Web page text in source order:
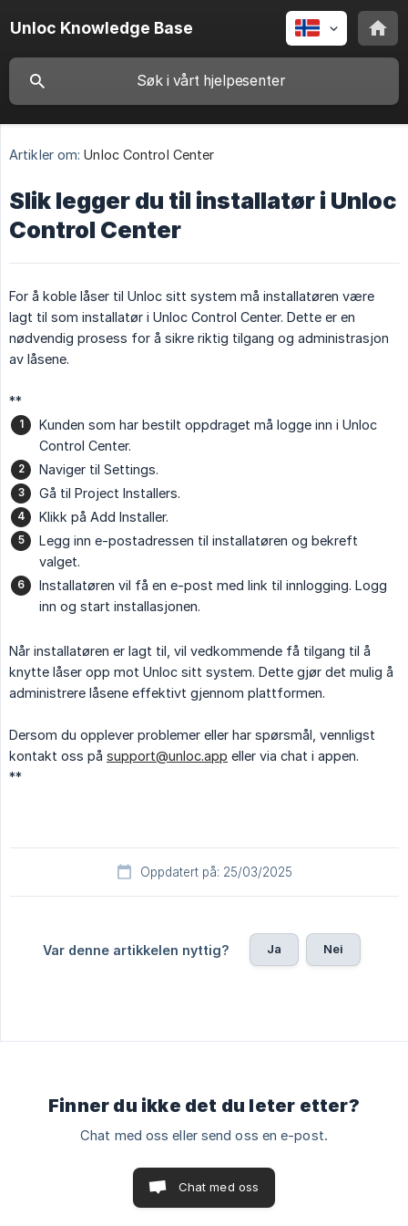
Unloc Knowledge Base
Artikler om: Unloc Control Center
Slik legger du til installatør i Unloc
Control Center
For å koble låser til Unloc sitt system må installatøren være
lagt til som installatør i Unloc Control Center. Dette er en
nødvendig prosess for å sikre riktig tilgang og administrasjon
av låsene.
**
Kunden som har bestilt oppdraget må logge inn i Unloc
Control Center.
Naviger til Settings.
Gå til Project Installers.
Klikk på Add Installer.
Legg inn e-postadressen til installatøren og bekreft
valget.
Installatøren vil få en e-post med link til innlogging. Logg
inn og start installasjonen.
Når installatøren er lagt til, vil vedkommende få tilgang til å
knytte låser opp mot Unloc sitt system. Dette gjør det mulig å
administrere låsene effektivt gjennom plattformen.
Dersom du opplever problemer eller har spørsmål, vennligst
kontakt oss på support@unloc.app eller via chat i appen.
**
Oppdatert på: 25/03/2025
Var denne artikkelen nyttig? Ja Nei
Finner du ikke det du leter etter?
Chat med oss eller send oss en e-post.
Chat med oss